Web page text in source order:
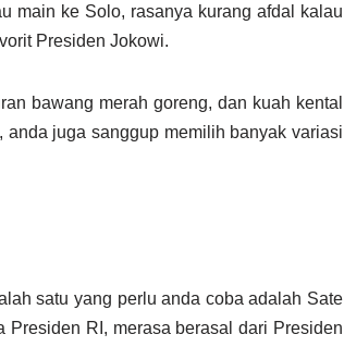
main ke Solo, rasanya kurang afdal kalau
Presiden Jokowi.
bawang merah goreng, dan kuah kental
juga sanggup memilih banyak variasi
satu yang perlu anda coba adalah Sate
Presiden RI, merasa berasal dari Presiden